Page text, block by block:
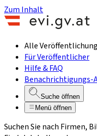
Zum Inhalt
Alle
Für Veröffentlicher
Hilfe & FAQ
Benachrichtigungs-
Suche öffnen
Menü öffnen
Suchen Sie nach Firmen,